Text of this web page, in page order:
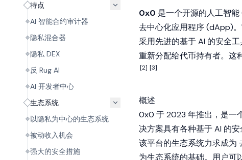
特点
AI 智能合约审计器
隐私混合器
隐私 DEX
反 Rug AI
AI 开发者中心
生态系统
以隐私为中心的生态系统
被动收入机会
强大的安全措施
0x0 是一个开源的人工智能
去中心化应用程序(dApp)。
采用先进的基于 AI 的安全
重新分配给代币持有者。这
[2] [3]
概述
0x0 于 2023 年推出，是一
决方案具有各种基于 AI 的
该平台的生态系统力求成为
为生态系统的基础。用户可